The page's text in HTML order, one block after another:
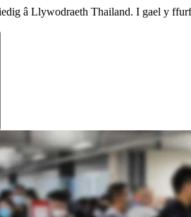
â Llywodraeth Thailand. I gael y